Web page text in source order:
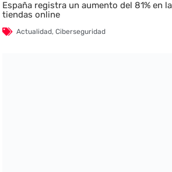
España registra un aumento del 81% en
tiendas online
Actualidad,Ciberseguridad